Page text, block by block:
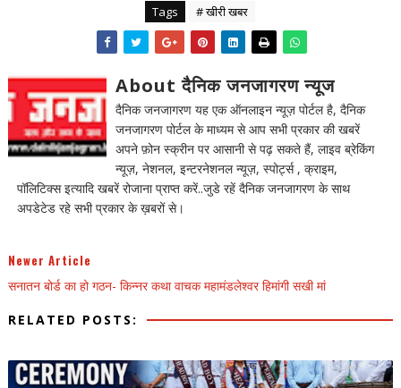
Tags # खीरी खबर
About दैनिक जनजागरण न्यूज
दैनिक जनजागरण यह एक ऑनलाइन न्यूज़ पोर्टल है, दैनिक
जनजागरण पोर्टल के माध्यम से आप सभी प्रकार की खबरें
अपने फ़ोन स्क्रीन पर आसानी से पढ़ सकते हैं, लाइव ब्रेकिंग
न्यूज़, नेशनल, इन्टरनेशनल न्यूज़, स्पोर्ट्स , क्राइम,
पॉलिटिक्स इत्यादि खबरें रोजाना प्राप्त करें..जुडे रहें दैनिक जनजागरण के साथ
अपडेटेड रहे सभी प्रकार के ख़बरों से।
Newer Article
सनातन बोर्ड का हो गठन- किन्नर कथा वाचक महामंडलेश्वर हिमांगी सखी मां
RELATED POSTS: